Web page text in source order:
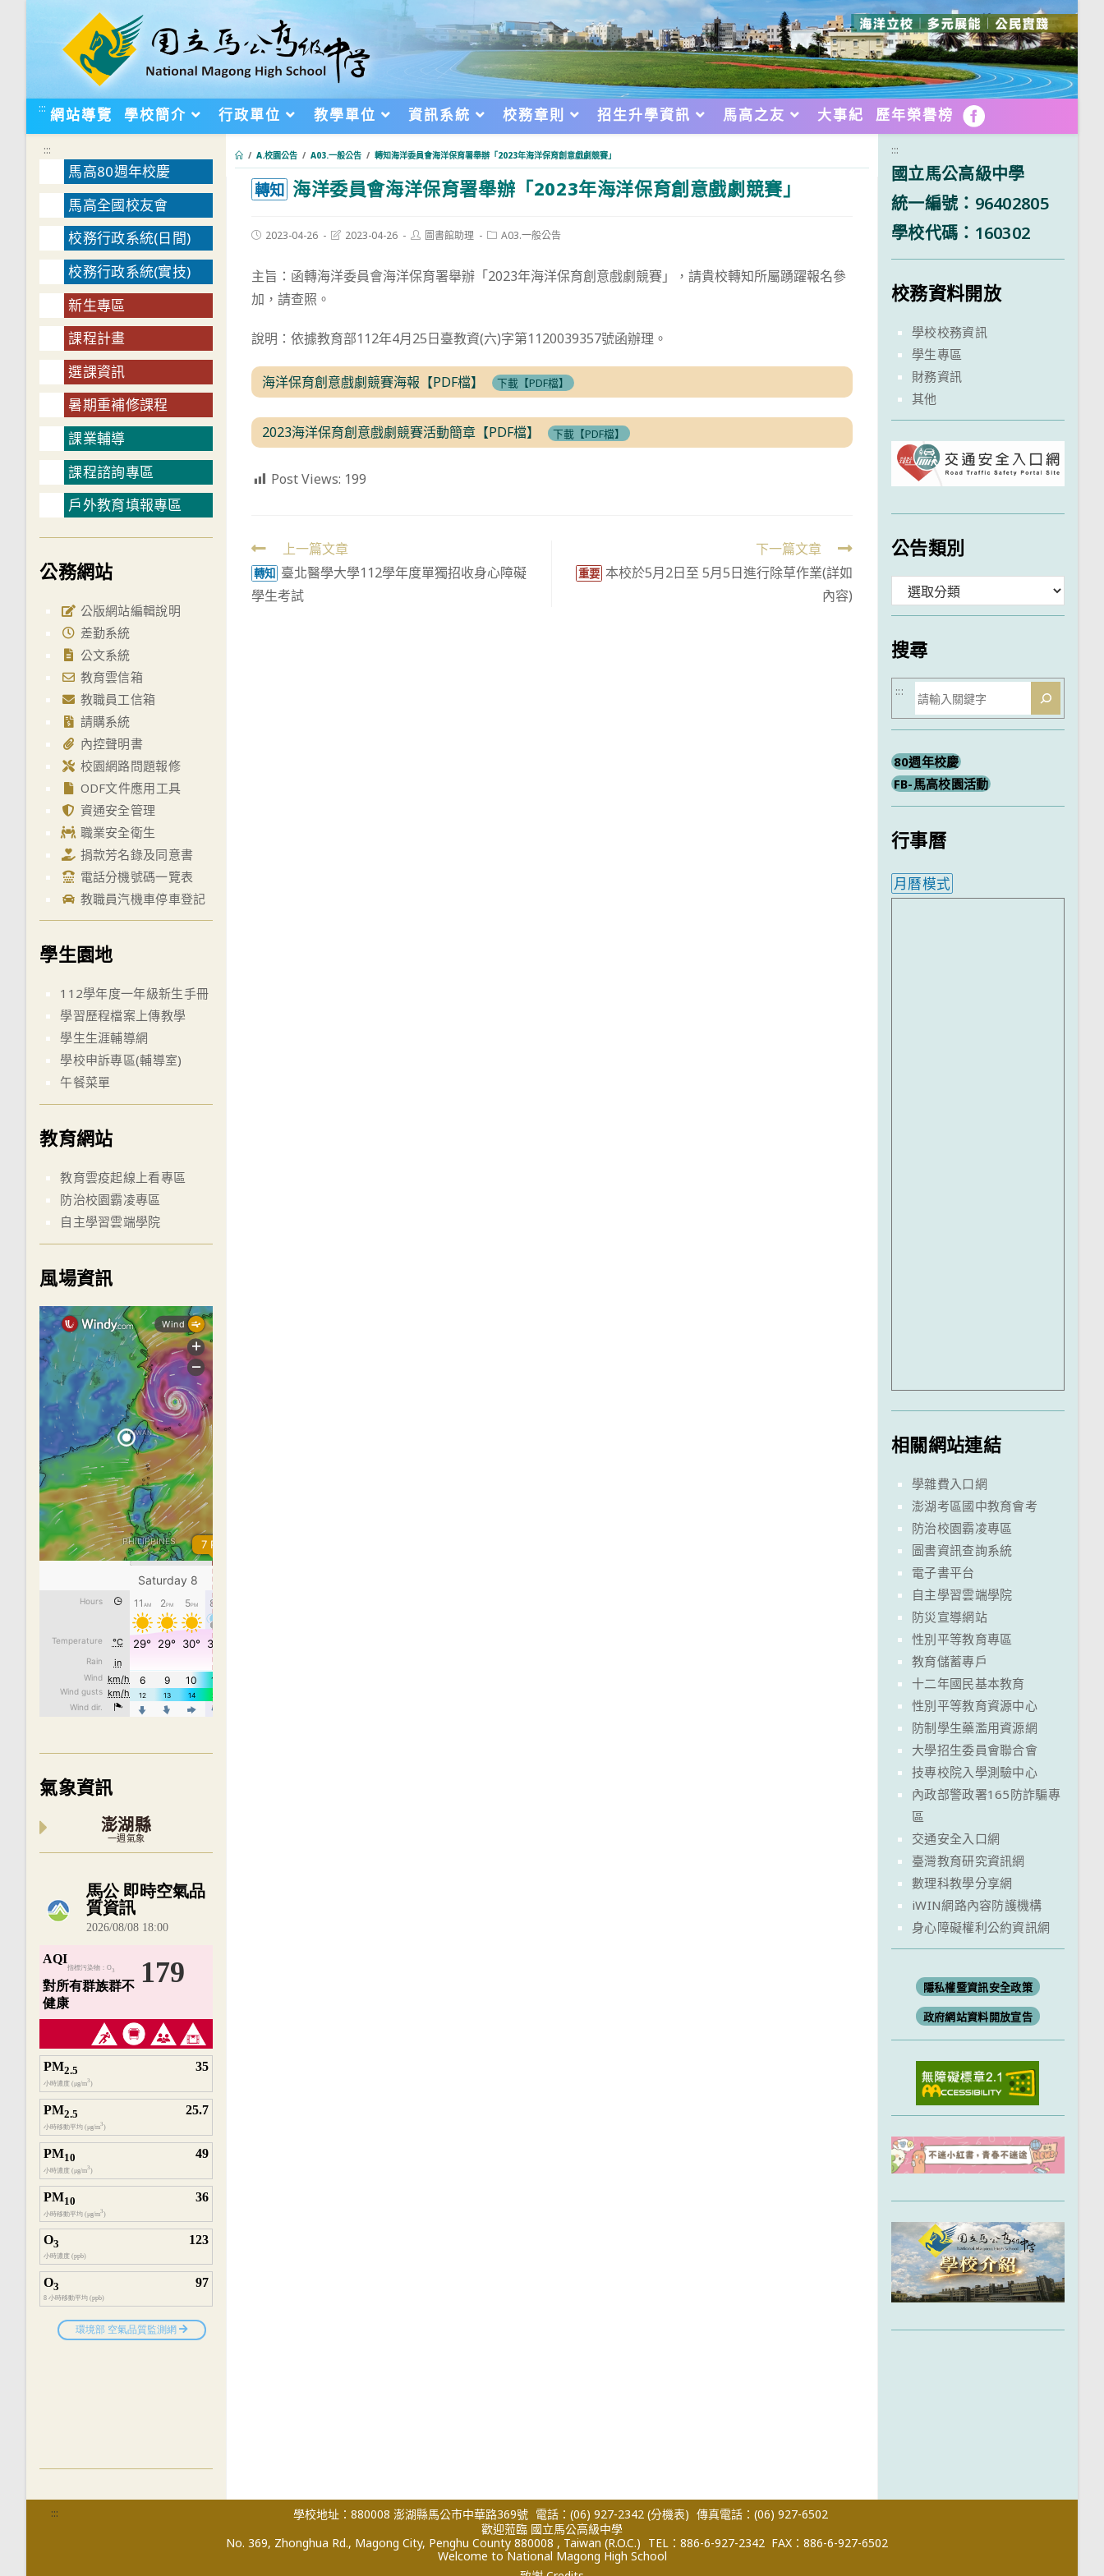
::: 網站導覽 學校簡介 行政單位 教學單位 資訊系統 校務章則 招生升學資訊 馬高之友 大事紀 歷年榮譽榜 FB
/ A.校園公告 / A03.一般公告 / 轉知海洋委員會海洋保育署舉辦「2023年海洋保育創意戲劇競賽」
轉知 海洋委員會海洋保育署舉辦「2023年海洋保育創意戲劇競賽」
Post2023-04-26
Post2023-04-26
Post圖書館助理
PostA03.一般公告
主旨：函轉海洋委員會海洋保育署舉辦「2023年海洋保育創意戲劇競賽」，請貴校轉知所屬踴躍報名參
加，請查照。
說明：依據教育部112年4月25日臺教資(六)字第1120039357號函辦理。
海洋保育創意戲劇競賽海報【PDF檔】 下載【PDF檔】
2023海洋保育創意戲劇競賽活動簡章【PDF檔】 下載【PDF檔】
Post Views: 199
Read
more
articles
上一篇文章
轉知 臺北醫學大學112學年度單獨招收身心障礙
學生考試
下一篇文章
重要 本校於5月2日至 5月5日進行除草作業(詳如
內容)
:::
馬高80週年校慶
馬高全國校友會
校務行政系統(日間)
校務行政系統(實技)
新生專區
課程計畫
選課資訊
暑期重補修課程
課業輔導
課程諮詢專區
戶外教育填報專區
公務網站
公版網站編輯說明
差勤系統
公文系統
教育雲信箱
教職員工信箱
請購系統
內控聲明書
校園網路問題報修
ODF文件應用工具
資通安全管理
職業安全衛生
捐款芳名錄及同意書
電話分機號碼一覽表
教職員汽機車停車登記
學生園地
112學年度一年級新生手冊
學習歷程檔案上傳教學
學生生涯輔導網
學校申訴專區(輔導室)
午餐菜單
教育網站
教育雲疫起線上看專區
防治校園霸凌專區
自主學習雲端學院
風場資訊
氣象資訊
澎湖縣
一週氣象
內嵌空氣品質小工具為視覺預覽，完整即時空氣品質資料請開啟
:::
國立馬公高級中學
統一編號：96402805
學校代碼：160302
校務資料開放
學校校務資訊
學生專區
財務資訊
其他
公告類別
類
搜尋
搜
尋
:::
80週年校慶
FB-馬高校園活動
行事曆
月曆模式
相關網站連結
學雜費入口網
澎湖考區國中教育會考
防治校園霸凌專區
圖書資訊查詢系統
電子書平台
自主學習雲端學院
防災宣導網站
性別平等教育專區
教育儲蓄專戶
十二年國民基本教育
性別平等教育資源中心
防制學生藥濫用資源網
大學招生委員會聯合會
技專校院入學測驗中心
內政部警政署165防詐騙專
區
交通安全入口網
臺灣教育研究資訊網
數理科教學分享網
iWIN網路內容防護機構
身心障礙權利公約資訊網
隱私權暨資訊安全政策
政府網站資料開放宣告
::: 學校地址：880008 澎湖縣馬公市中華路369號 電話：(06) 927-2342 (分機表) 傳真電話：(06) 927-6502
歡迎蒞臨 國立馬公高級中學
No. 369, Zhonghua Rd., Magong City, Penghu County 880008 , Taiwan (R.O.C.) TEL：886-6-927-2342 FAX：886-6-927-6502
Welcome to National Magong High School